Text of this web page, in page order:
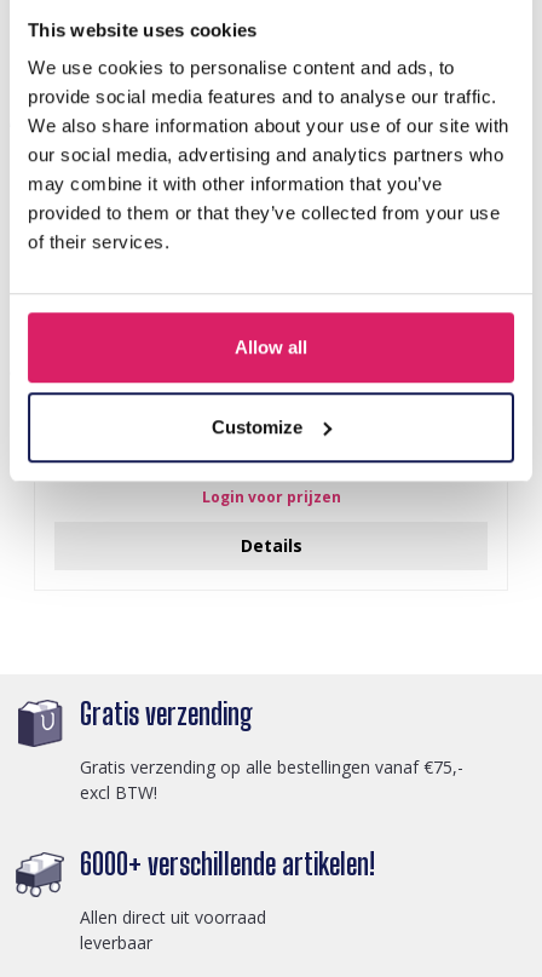
This website uses cookies
We use cookies to personalise content and ads, to
provide social media features and to analyse our traffic.
We also share information about your use of our site with
our social media, advertising and analytics partners who
may combine it with other information that you’ve
provided to them or that they’ve collected from your use
of their services.
Allow all
Customize
Anderen kochten ook
Login voor prijzen
Details
Gratis verzending
Gratis verzending op alle bestellingen vanaf €75,-
excl BTW!
6000+ verschillende artikelen!
Allen direct uit voorraad
leverbaar